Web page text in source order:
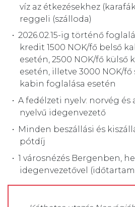
víz az étkezésekhez
reggeli (szálloda)
2026.02.15-ig történő
kredit 1500 NOK/fő belső
esetén, 2500 NOK/fő külső
esetén, illetve 3000 NOK/
kabin foglalása esetén
A fedélzeti nyelv: norvég
nyelvű idegenvezető
Minden beszállási és
pótdíj
1 városnézés Bergenben,
idegenvezetővel (időtartam